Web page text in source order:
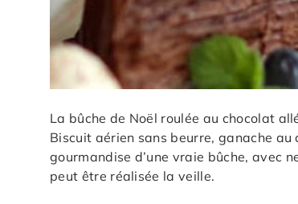
La bûche de Noël roulée au chocolat
Biscuit aérien sans beurre, ganache
gourmandise d’une vraie bûche, avec
peut être réalisée la veille.